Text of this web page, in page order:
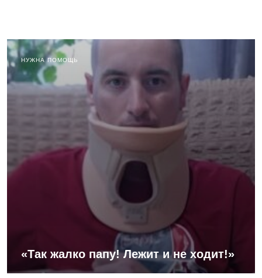
НУЖНА ПОМОЩЬ
«Так жалко папу! Лежит и не ходит!»